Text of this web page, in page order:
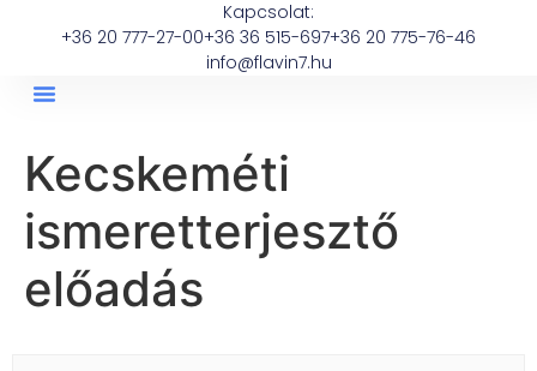
Kapcsolat:
+36 20 777-27-00+36 36 515-697+36 20 775-76-46
info@flavin7.hu
Kecskeméti
ismeretterjesztő
előadás